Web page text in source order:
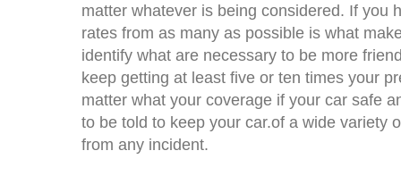
matter whatever is being considered. If you
rates from as many as possible is what
identify what are necessary to be more
keep getting at least five or ten times your
matter what your coverage if your car safe
to be told to keep your car.of a wide variety
from any incident.